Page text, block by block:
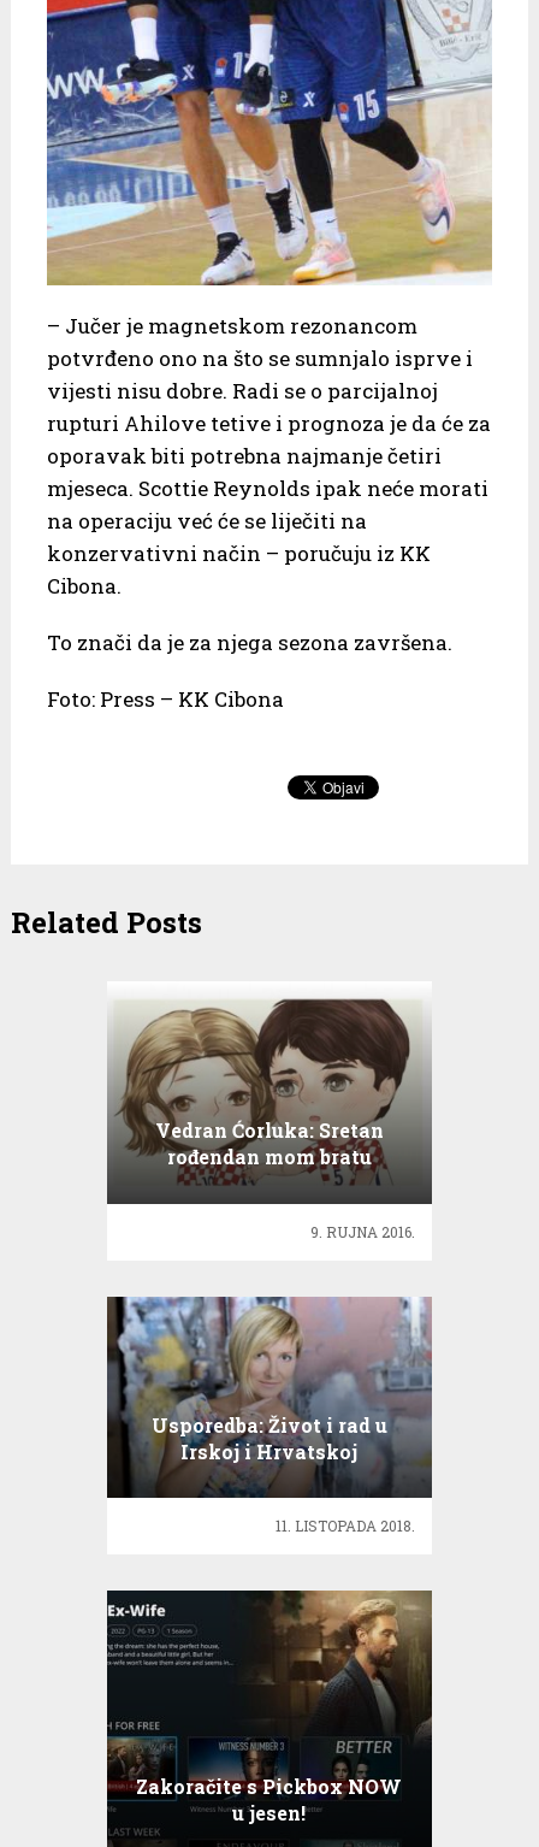
– Jučer je magnetskom rezonancom
potvrđeno ono na što se sumnjalo isprve i
vijesti nisu dobre. Radi se o parcijalnoj
rupturi Ahilove tetive i prognoza je da će za
oporavak biti potrebna najmanje četiri
mjeseca. Scottie Reynolds ipak neće morati
na operaciju već će se liječiti na
konzervativni način – poručuju iz KK
Cibona.
To znači da je za njega sezona završena.
Foto: Press – KK Cibona
Related Posts
Vedran Ćorluka: Sretan
rođendan mom bratu
Modriću
9. RUJNA 2016.
Usporedba: Život i rad u
Irskoj i Hrvatskoj
11. LISTOPADA 2018.
Zakoračite s Pickbox NOW
u jesen!